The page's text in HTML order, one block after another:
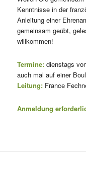
Kenntnisse in der
Anleitung einer
gemeinsam geübt,
willkommen!
Termine:dienstags
auch mal auf einer
Leitung:France
Anmeldung